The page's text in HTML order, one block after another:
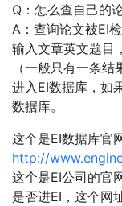
Q：怎么查自己的
A：查询论文被EI
输入文章英文题目
（一般只有一条
进入EI数据库，如
数据库。
这个是EI数据库官
http://
这个是EI公司的
是否进EI，这个网